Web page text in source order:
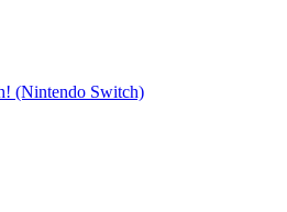
(Nintendo Switch)